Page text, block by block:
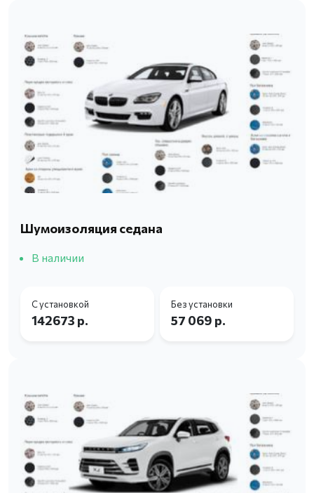
Шумоизоляция седана
В наличии
С установкой
142673 р.
Без установки
57 069 р.